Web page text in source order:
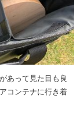
あって見た目も良
コンテナに行き着